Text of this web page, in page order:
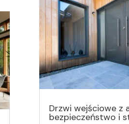
Drzwi wejściowe z
bezpieczeństwo i